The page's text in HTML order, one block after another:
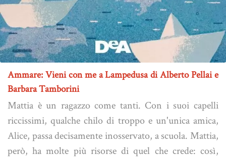
Ammare: Vieni con me a Lampedusa di Alberto Pellai e
Barbara Tamborini
Mattia è un ragazzo come tanti. Con i suoi capelli
riccissimi, qualche chilo di troppo e un'unica amica,
Alice, passa decisamente inosservato, a scuola. Mattia,
però, ha molte più risorse di quel che crede: così,